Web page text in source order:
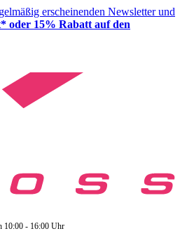
erscheinenden Newsletter und
oder 15% Rabatt auf den
10:00 - 16:00 Uhr